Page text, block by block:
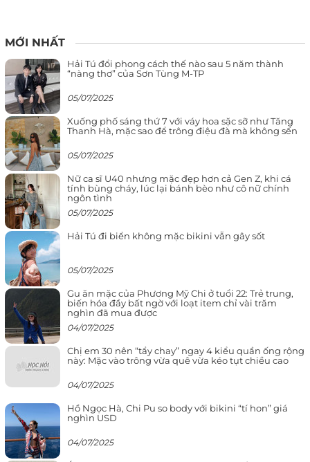
MỚI NHẤT
Hải Tú đổi phong cách thế nào sau 5 năm thành
“nàng thơ” của Sơn Tùng M-TP
05/07/2025
Xuống phố sáng thứ 7 với váy hoa sặc sỡ như Tăng
Thanh Hà, mặc sao để trông điệu đà mà không sến
05/07/2025
Nữ ca sĩ U40 nhưng mặc đẹp hơn cả Gen Z, khi cá
tính bùng cháy, lúc lại bánh bèo như cô nữ chính
ngôn tình
05/07/2025
Hải Tú đi biển không mặc bikini vẫn gây sốt
05/07/2025
Gu ăn mặc của Phương Mỹ Chi ở tuổi 22: Trẻ trung,
biến hóa đầy bất ngờ với loạt item chỉ vài trăm
nghìn đã mua được
04/07/2025
Chị em 30 nên “tẩy chay” ngay 4 kiểu quần ống rộng
này: Mặc vào trông vừa quê vừa kéo tụt chiều cao
04/07/2025
Hồ Ngọc Hà, Chi Pu so body với bikini “tí hon” giá
nghìn USD
04/07/2025